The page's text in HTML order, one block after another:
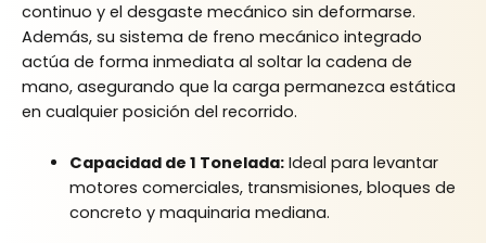
continuo y el desgaste mecánico sin deformarse.
Además, su sistema de freno mecánico integrado
actúa de forma inmediata al soltar la cadena de
mano, asegurando que la carga permanezca estática
en cualquier posición del recorrido.
Capacidad de 1 Tonelada:Ideal para levantar
motores comerciales, transmisiones, bloques de
concreto y maquinaria mediana.